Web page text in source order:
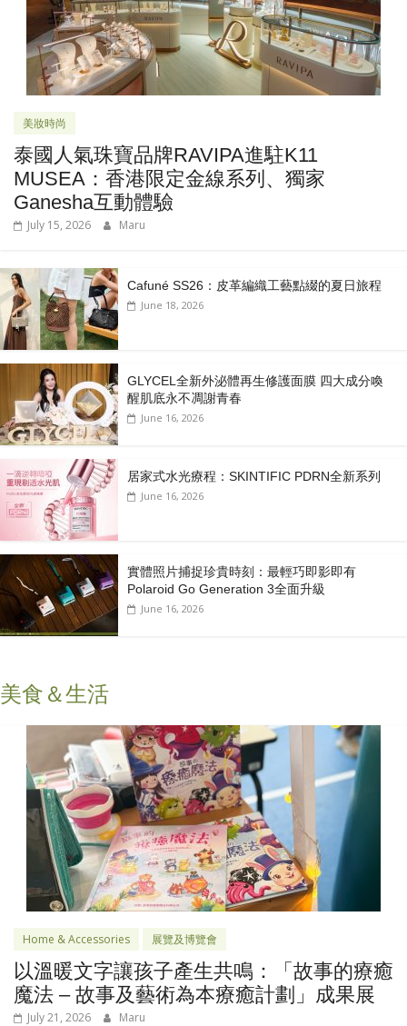
美妝時尚
泰國人氣珠寶品牌RAVIPA進駐K11
MUSEA：香港限定金線系列、獨家
Ganesha互動體驗
July 15, 2026 Maru
Cafuné SS26：皮革編織工藝點綴的夏日旅程
June 18, 2026
GLYCEL全新外泌體再生修護面膜 四大成分喚
醒肌底永不凋謝青春
June 16, 2026
居家式水光療程：SKINTIFIC PDRN全新系列
June 16, 2026
實體照片捕捉珍貴時刻：最輕巧即影即有
Polaroid Go Generation 3全面升級
June 16, 2026
美食＆生活
Home & Accessories 展覽及博覽會
以溫暖文字讓孩子產生共鳴：「故事的療癒
魔法 – 故事及藝術為本療癒計劃」成果展
July 21, 2026 Maru